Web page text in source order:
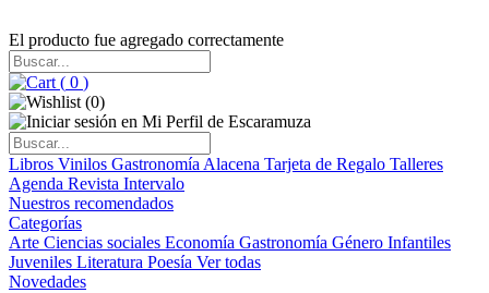
El producto fue agregado correctamente
( 0 )
(0)
Libros Vinilos Gastronomía Alacena Tarjeta de Regalo Talleres
Agenda Revista Intervalo
Nuestros recomendados
Categorías
Arte Ciencias sociales Economía Gastronomía Género Infantiles
Juveniles Literatura Poesía Ver todas
Novedades